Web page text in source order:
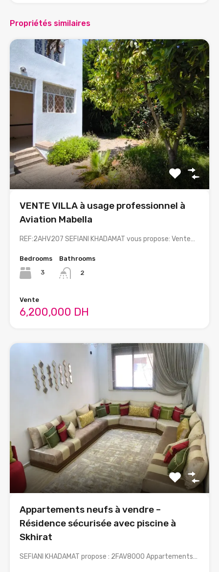
Propriétés similaires
VENTE VILLA à usage professionnel à
Aviation Mabella
REF:2AHV207 SEFIANI KHADAMAT vous propose: Vente…
Bedrooms
3
Bathrooms
2
Vente
6,200,000 DH
Appartements neufs à vendre –
Résidence sécurisée avec piscine à
Skhirat
SEFIANI KHADAMAT propose : 2FAV8000 Appartements…